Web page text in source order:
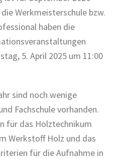
Werkmeisterschule bzw.
haben die
5. April 2025 um 11:00
sind noch wenige
Fachschule vorhanden.
für das Holztechnikum
Werkstoff Holz und das
für die Aufnahme in